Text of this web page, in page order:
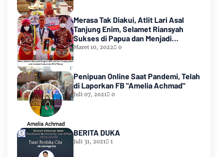
Merasa Tak Diakui, Atlit Lari Asal
Tanjung Enim, Selamet Riansyah
Sukses di Papua dan Menjadi
Miliarder
Maret 10, 2022 0
Penipuan Online Saat Pandemi, Telah
di Laporkan FB "Amelia Achmad"
Juli 07, 2021 0
BERITA DUKA
Juli 31, 2021 1